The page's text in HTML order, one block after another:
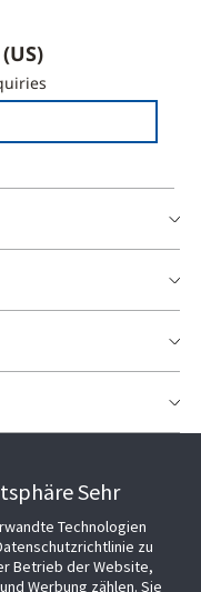
Sehr
Technologien
zu
Betrieb der Website,
Werbung zählen. Sie